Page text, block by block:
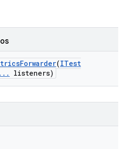
Forwarder(ITest
. . . listeners)